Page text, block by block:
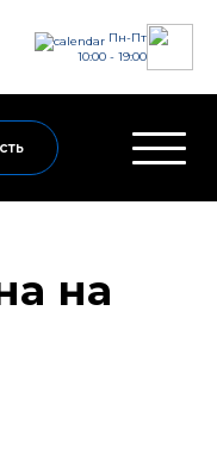
Пн-Пт
10:00 - 19:00
на